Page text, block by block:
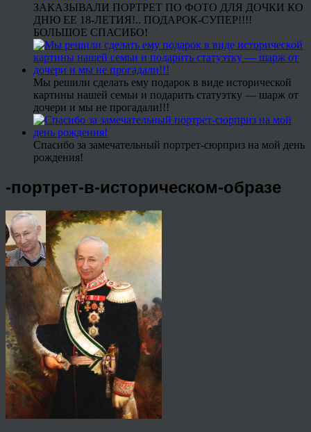
ЗАКАЗЫВАЛИ ПОРТРЕТ ПО ФОТО ДЛЯ ДОЧКИ КО
ДНЮ ЕЕ 18-ЛЕТИЯ!.. ПОДАРОК-СУПЕР!!!!
БОЛЬШОЕ СПАСИБО!
Мы решили сделать ему подарок в виде исторической
картины нашей семьи и подарить статуэтку — шарж от
дочери и мы не прогадали!!!
Спасибо за замечательный портрет-сюрприз на мой день
рождения!
-портрет-в-историческом-образе